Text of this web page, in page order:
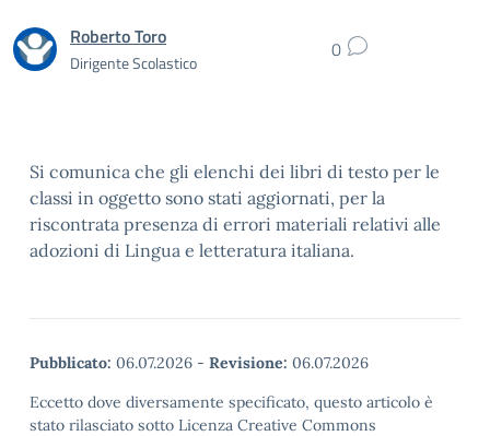
Roberto Toro
Dirigente Scolastico 0
Si comunica che gli elenchi dei libri di testo per le
classi in oggetto sono stati aggiornati, per la
riscontrata presenza di errori materiali relativi alle
adozioni di Lingua e letteratura italiana.
Pubblicato: 06.07.2026 - Revisione: 06.07.2026
Eccetto dove diversamente specificato, questo articolo è
stato rilasciato sotto Licenza Creative Commons